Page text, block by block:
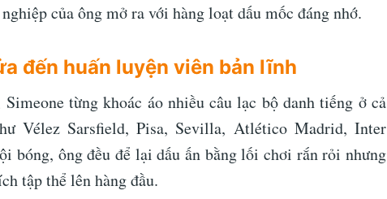
của ông mở ra với hàng loạt dấu mốc đáng nhớ.
đến huấn luyện viên bản lĩnh
từng khoác áo nhiều câu lạc bộ danh tiếng ở cả
Vélez Sarsfield, Pisa, Sevilla, Atlético Madrid, Inter
bóng, ông đều để lại dấu ấn bằng lối chơi rắn rỏi nhưng
tập thể lên hàng đầu.